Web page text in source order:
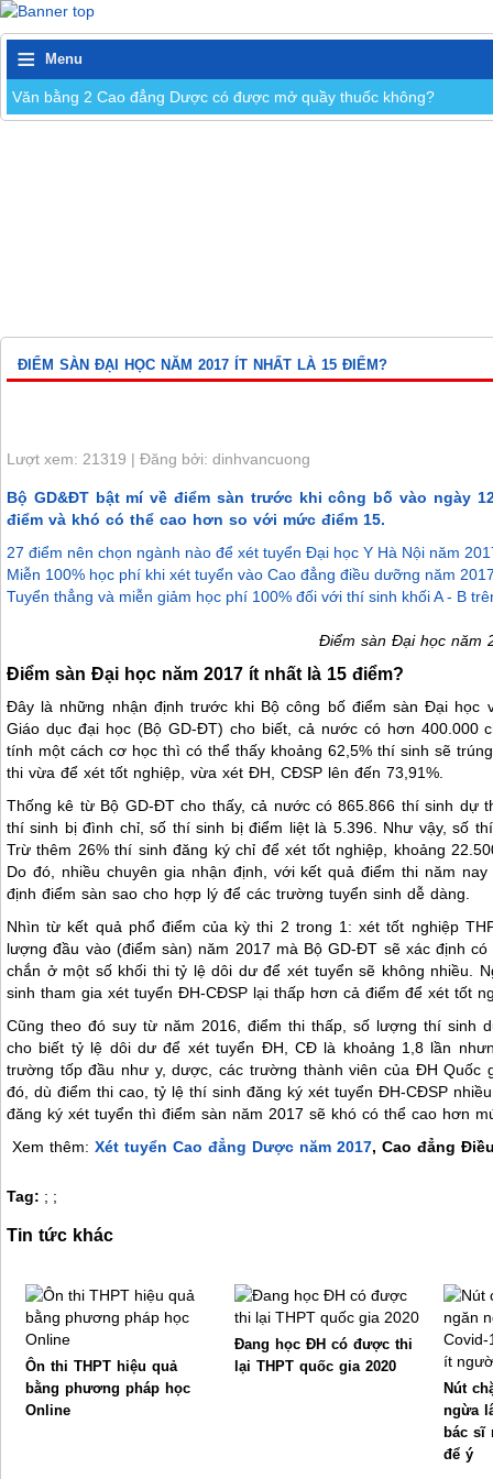
≡ Menu
Văn bằng 2 Cao đẳng Dược có được mở quầy thuốc không?
ĐIỂM SÀN ĐẠI HỌC NĂM 2017 ÍT NHẤT LÀ 15 ĐIỂM?
Lượt xem: 21319 | Đăng bởi: dinhvancuong
Bộ GD&ĐT bật mí về điểm sàn trước khi công bố vào ngày
điểm và khó có thể cao hơn so với mức điểm 15.
27 điểm nên chọn ngành nào để xét tuyển Đại học Y Hà Nội năm
Miễn 100% học phí khi xét tuyển vào Cao đẳng điều dưỡng năm
Tuyển thẳng và miễn giảm học phí 100% đối với thí sinh khối A - B
Điểm sàn Đại học năm
Điểm sàn Đại học năm 2017 ít nhất là 15 điểm?
Đây là những nhận định trước khi Bộ công bố điểm sàn Đại
Giáo dục đại học (Bộ GD-ĐT) cho biết, cả nước có hơn 400.000
tính một cách cơ học thì có thể thấy khoảng 62,5% thí sinh sẽ
thi vừa để xét tốt nghiệp, vừa xét ĐH, CĐSP lên đến 73,91%.
Thống kê từ Bộ GD-ĐT cho thấy, cả nước có 865.866 thí sinh dự
thí sinh bị đình chỉ, số thí sinh bị điểm liệt là 5.396. Như vậy, số
Trừ thêm 26% thí sinh đăng ký chỉ để xét tốt nghiệp, khoảng
Do đó, nhiều chuyên gia nhận định, với kết quả điểm thi năm
định điểm sàn sao cho hợp lý để các trường tuyển sinh dễ dàng.
Nhìn từ kết quả phổ điểm của kỳ thi 2 trong 1: xét tốt nghiệp
lượng đầu vào (điểm sàn) năm 2017 mà Bộ GD-ĐT sẽ xác định
chắn ở một số khối thi tỷ lệ dôi dư để xét tuyển sẽ không nhiều.
sinh tham gia xét tuyển ĐH-CĐSP lại thấp hơn cả điểm để xét tốt
Cũng theo đó suy từ năm 2016, điểm thi thấp, số lượng thí sinh
cho biết tỷ lệ dôi dư để xét tuyển ĐH, CĐ là khoảng 1,8 lần
trường tốp đầu như y, dược, các trường thành viên của ĐH Quốc
đó, dù điểm thi cao, tỷ lệ thí sinh đăng ký xét tuyển ĐH-CĐSP
đăng ký xét tuyển thì điểm sàn năm 2017 sẽ khó có thể cao hơn
Xem thêm: Xét tuyển Cao đẳng Dược năm 2017, Cao đẳng
Tag: ; ;
Tin tức khác
Ôn thi THPT hiệu quả
bằng phương pháp học
Online
Đang học ĐH có được thi
lại THPT quốc gia 2020
Nút
ngừa
bác sĩ
để ý